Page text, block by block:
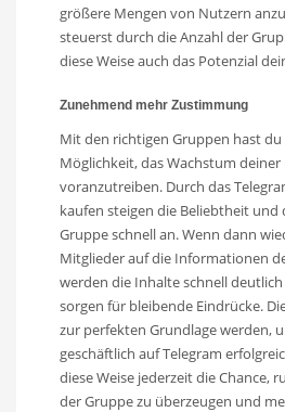
größere Mengen von Nutzern
steuerst durch die Anzahl der
diese Weise auch das Potenzial
Zunehmend mehr Zustimmung
Mit den richtigen Gruppen hast du
Möglichkeit, das Wachstum
voranzutreiben. Durch das
kaufen steigen die Beliebtheit
Gruppe schnell an. Wenn dann
Mitglieder auf die Informationen
werden die Inhalte schnell
sorgen für bleibende Eindrücke.
zur perfekten Grundlage werden,
geschäftlich auf Telegram
diese Weise jederzeit die Chance,
der Gruppe zu überzeugen und